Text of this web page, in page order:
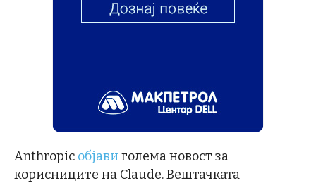
Anthropic објави голема новост за
корисниците на Claude. Вештачката